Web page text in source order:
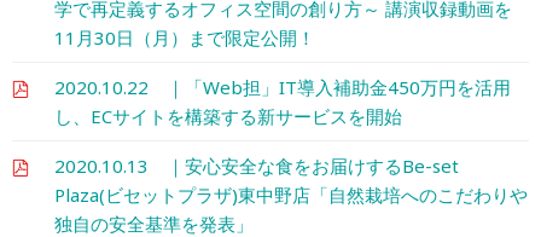
学で再定義するオフィス空間の創り方～ 講演収録動画を
11月30日（月）まで限定公開！
2020.10.22 ｜「Web担」IT導入補助金450万円を活用
し、ECサイトを構築する新サービスを開始
2020.10.13 ｜安心安全な食をお届けするBe-set
Plaza(ビセットプラザ)東中野店「自然栽培へのこだわりや
独自の安全基準を発表」